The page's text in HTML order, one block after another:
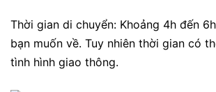
Thời gian di chuyển: Khoảng 4h đến
bạn muốn về. Tuy nhiên thời gian có
tình hình giao thông.